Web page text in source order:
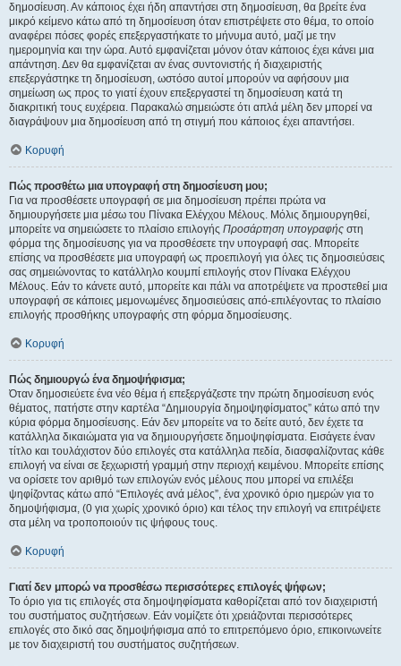
δημοσίευση. Αν κάποιος έχει ήδη απαντήσει στη δημοσίευση, θα βρείτε ένα
μικρό κείμενο κάτω από τη δημοσίευση όταν επιστρέψετε στο θέμα, το οποίο
αναφέρει πόσες φορές επεξεργαστήκατε το μήνυμα αυτό, μαζί με την
ημερομηνία και την ώρα. Αυτό εμφανίζεται μόνον όταν κάποιος έχει κάνει μια
απάντηση. Δεν θα εμφανίζεται αν ένας συντονιστής ή διαχειριστής
επεξεργάστηκε τη δημοσίευση, ωστόσο αυτοί μπορούν να αφήσουν μια
σημείωση ως προς το γιατί έχουν επεξεργαστεί τη δημοσίευση κατά τη
διακριτική τους ευχέρεια. Παρακαλώ σημειώστε ότι απλά μέλη δεν μπορεί να
διαγράψουν μια δημοσίευση από τη στιγμή που κάποιος έχει απαντήσει.
Κορυφή
Πώς προσθέτω μια υπογραφή στη δημοσίευση μου;
Για να προσθέσετε υπογραφή σε μια δημοσίευση πρέπει πρώτα να
δημιουργήσετε μια μέσω του Πίνακα Ελέγχου Μέλους. Μόλις δημιουργηθεί,
μπορείτε να σημειώσετε το πλαίσιο επιλογής Προσάρτηση υπογραφής στη
φόρμα της δημοσίευσης για να προσθέσετε την υπογραφή σας. Μπορείτε
επίσης να προσθέσετε μια υπογραφή ως προεπιλογή για όλες τις δημοσιεύσεις
σας σημειώνοντας το κατάλληλο κουμπί επιλογής στον Πίνακα Ελέγχου
Μέλους. Εάν το κάνετε αυτό, μπορείτε και πάλι να αποτρέψετε να προστεθεί μια
υπογραφή σε κάποιες μεμονωμένες δημοσιεύσεις από-επιλέγοντας το πλαίσιο
επιλογής προσθήκης υπογραφής στη φόρμα δημοσίευσης.
Κορυφή
Πώς δημιουργώ ένα δημοψήφισμα;
Όταν δημοσιεύετε ένα νέο θέμα ή επεξεργάζεστε την πρώτη δημοσίευση ενός
θέματος, πατήστε στην καρτέλα “Δημιουργία δημοψηφίσματος” κάτω από την
κύρια φόρμα δημοσίευσης. Εάν δεν μπορείτε να το δείτε αυτό, δεν έχετε τα
κατάλληλα δικαιώματα για να δημιουργήσετε δημοψηφίσματα. Εισάγετε έναν
τίτλο και τουλάχιστον δύο επιλογές στα κατάλληλα πεδία, διασφαλίζοντας κάθε
επιλογή να είναι σε ξεχωριστή γραμμή στην περιοχή κειμένου. Μπορείτε επίσης
να ορίσετε τον αριθμό των επιλογών ενός μέλους που μπορεί να επιλέξει
ψηφίζοντας κάτω από “Επιλογές ανά μέλος”, ένα χρονικό όριο ημερών για το
δημοψήφισμα, (0 για χωρίς χρονικό όριο) και τέλος την επιλογή να επιτρέψετε
στα μέλη να τροποποιούν τις ψήφους τους.
Κορυφή
Γιατί δεν μπορώ να προσθέσω περισσότερες επιλογές ψήφων;
Το όριο για τις επιλογές στα δημοψηφίσματα καθορίζεται από τον διαχειριστή
του συστήματος συζητήσεων. Εάν νομίζετε ότι χρειάζονται περισσότερες
επιλογές στο δικό σας δημοψήφισμα από το επιτρεπόμενο όριο, επικοινωνείτε
με τον διαχειριστή του συστήματος συζητήσεων.